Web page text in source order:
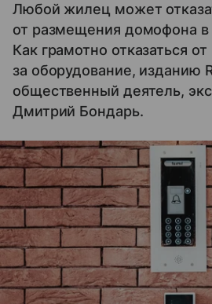
Любой жилец может
от размещения домофона в
Как грамотно отказаться
за оборудование, изданию
общественный деятель,
Дмитрий Бондарь.